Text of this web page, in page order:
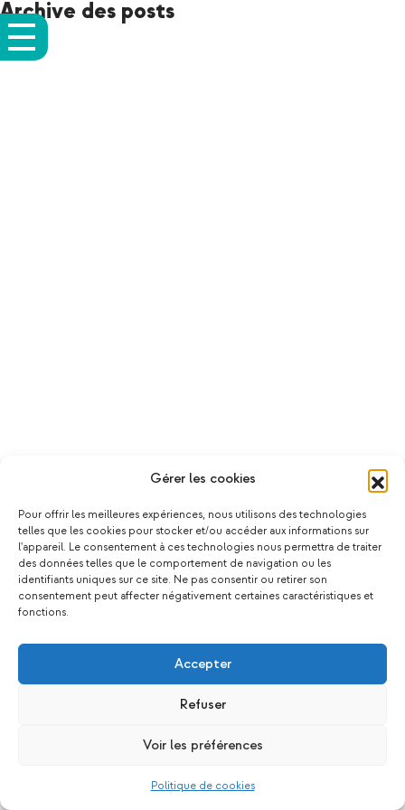
Gérer les cookies
Pour offrir les meilleures expériences, nous utilisons des technologies
telles que les cookies pour stocker et/ou accéder aux informations sur
l'appareil. Le consentement à ces technologies nous permettra de traiter
des données telles que le comportement de navigation ou les
identifiants uniques sur ce site. Ne pas consentir ou retirer son
consentement peut affecter négativement certaines caractéristiques et
fonctions.
Accepter
Refuser
Voir les préférences
Politique de cookies
Archive des posts